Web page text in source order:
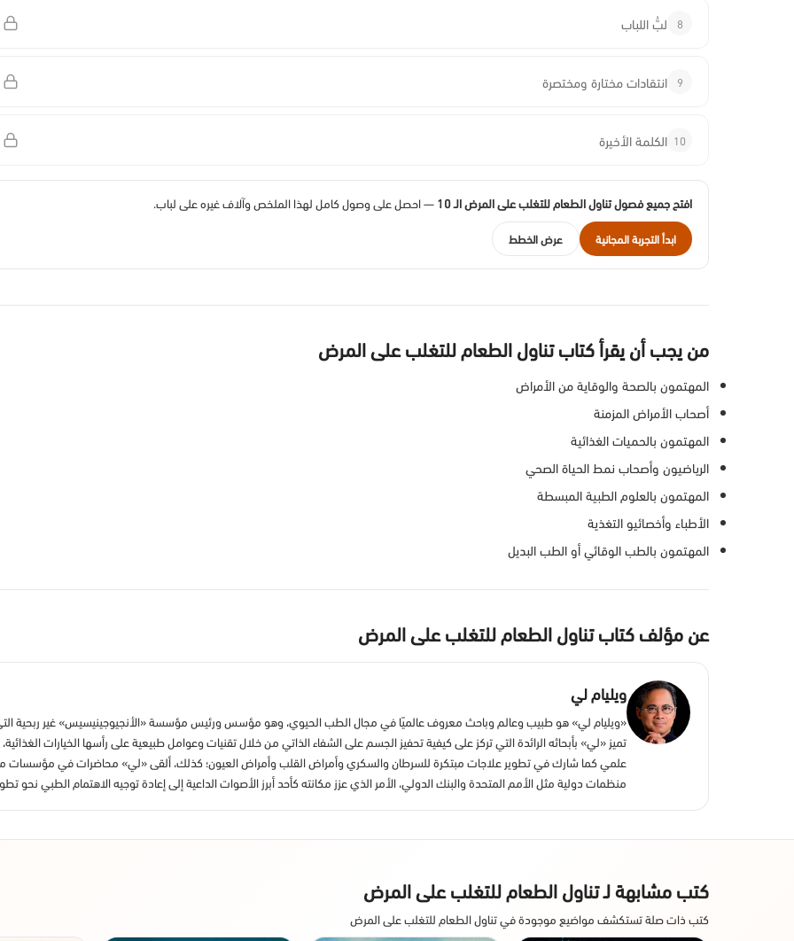
8 لبُّ اللباب
9 انتقادات مختارة ومختصرة
10 الكلمة الأخيرة
افتح جميع فصول تناول الطعام للتغلب على المرض الـ 10 — احصل على وصول كامل لهذا الملخص وآلاف غيره على لباب.
ابدأ التجربة المجانية عرض الخطط
من يجب أن يقرأ كتاب تناول الطعام للتغلب على المرض
المهتمون بالصحة والوقاية من الأمراض
أصحاب الأمراض المزمنة
المهتمون بالحميات الغذائية
الرياضيون وأصحاب نمط الحياة الصحي
المهتمون بالعلوم الطبية المبسطة
الأطباء وأخصائيو التغذية
المهتمون بالطب الوقائي أو الطب البديل
عن مؤلف كتاب تناول الطعام للتغلب على المرض
ويليام لي
«ويليام لي» هو طبيب وعالم وباحث معروف عالميًا في مجال الطب الحيوي، وهو مؤسس ورئيس مؤسسة «الأنجيوجينيسيس» غير ربحية
تميز «لي» بأبحاثه الرائدة التي تركز على كيفية تحفيز الجسم على الشفاء الذاتي من خلال تقنيات وعوامل طبيعية على رأسها الخيارات
علمي كما شارك في تطوير علاجات مبتكرة للسرطان والسكري وأمراض القلب وأمراض العيون؛ كذلك، ألقى «لي» محاضرات في مؤسسات
منظمات دولية مثل الأمم المتحدة والبنك الدولي، الأمر الذي عزز مكانته كأحد أبرز الأصوات الداعية إلى إعادة توجيه الاهتمام الطبي نحو
كتب مشابهة لـ تناول الطعام للتغلب على المرض
كتب ذات صلة تستكشف مواضيع موجودة في تناول الطعام للتغلب على المرض